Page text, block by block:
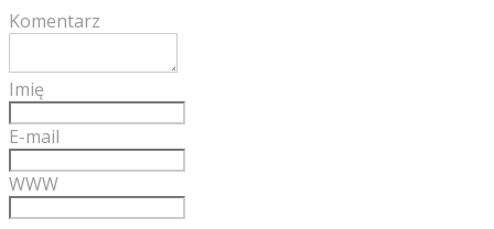
Komentarz
Imię
E-mail
WWW